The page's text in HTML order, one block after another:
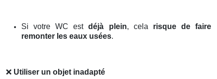
Si votre WC estdéjà plein, cela risque de faire
remonter les eaux usées.
❌ Utiliser un objet inadapté